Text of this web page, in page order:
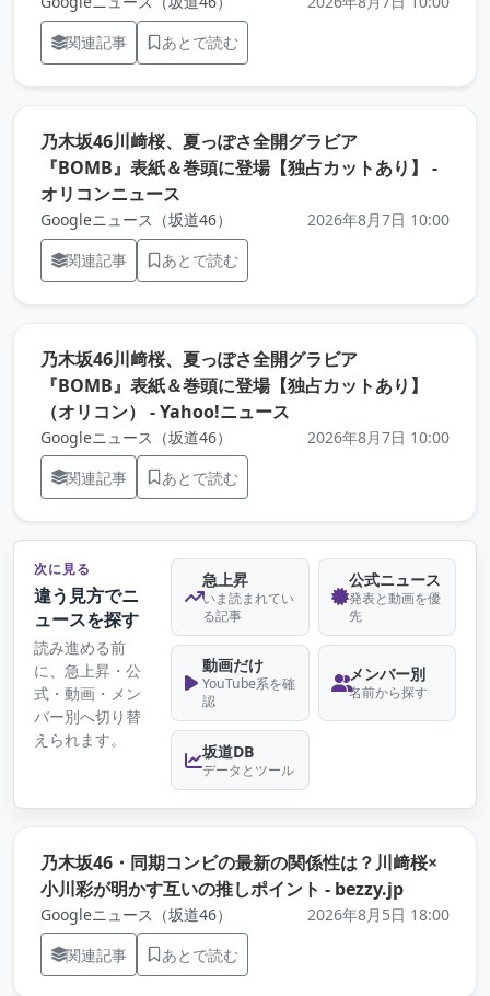
関連記事
あとで読む
乃木坂46川﨑桜、夏っぽさ全開グラビア
『BOMB』表紙＆巻頭に登場【独占カットあり】 -
オリコンニュース
Googleニュース（坂道46）
2026年8月7日 10:00
関連記事
あとで読む
乃木坂46川﨑桜、夏っぽさ全開グラビア
『BOMB』表紙＆巻頭に登場【独占カットあり】
（オリコン） - Yahoo!ニュース
Googleニュース（坂道46）
2026年8月7日 10:00
関連記事
あとで読む
次に見る
違う見方でニ
ュースを探す
読み進める前
に、急上昇・公
式・動画・メン
バー別へ切り替
えられます。
急上昇
いま読まれてい
る記事
公式ニュース
発表と動画を優
先
動画だけ
YouTube系を確
認
メンバー別
名前から探す
坂道DB
データとツール
乃木坂46・同期コンビの最新の関係性は？川﨑桜×
小川彩が明かす互いの推しポイント - bezzy.jp（元記事
Googleニュース（坂道46）
2026年8月5日 18:00
関連記事
あとで読む